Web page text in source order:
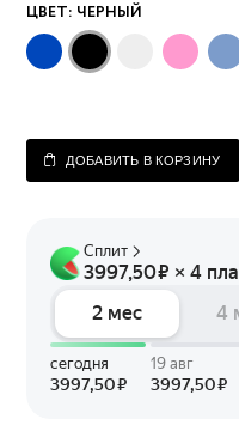
ЦВЕТ: ЧЕРНЫЙ
ДОБАВИТЬ В КОРЗИНУ